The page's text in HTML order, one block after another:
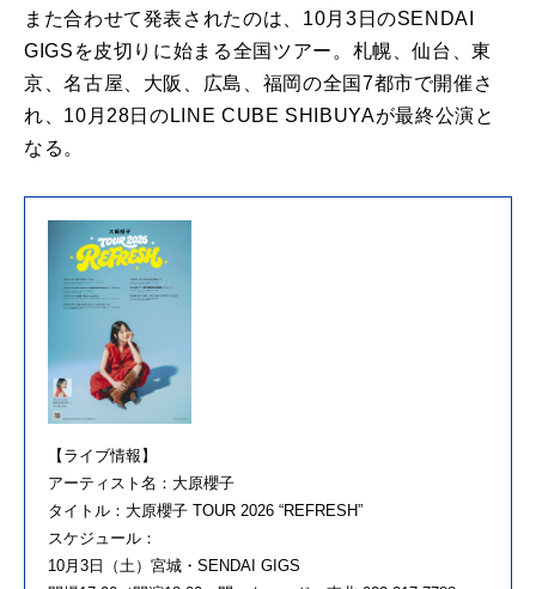
また合わせて発表されたのは、10月3日のSENDAI
GIGSを皮切りに始まる全国ツアー。札幌、仙台、東
京、名古屋、大阪、広島、福岡の全国7都市で開催さ
れ、10月28日のLINE CUBE SHIBUYAが最終公演と
なる。
【ライブ情報】
アーティスト名：大原櫻子
タイトル：大原櫻子 TOUR 2026 “REFRESH”
スケジュール：
10月3日（土）宮城・SENDAI GIGS